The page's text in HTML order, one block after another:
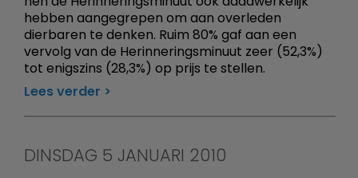
hebben aangegrepen om aan overleden
dierbaren te denken. Ruim 80% gaf aan een
vervolg van de Herinneringsminuut zeer (52,3%)
tot enigszins (28,3%) op prijs te stellen.
Lees verder
DINSDAG 5 JANUARI 2010